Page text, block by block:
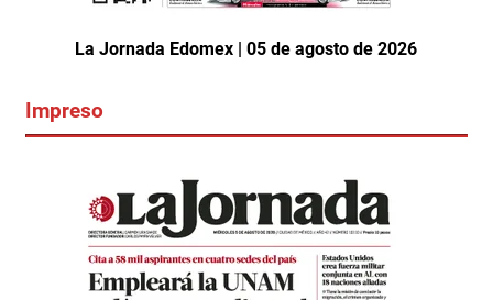
La Jornada Edomex | 05 de agosto de 2026
Impreso